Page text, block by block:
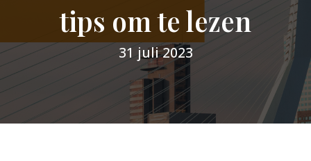
tips om te lezen
31 juli 2023